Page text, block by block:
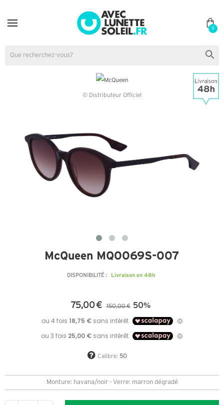
0
© Distributeur Officiel
McQueen MQ0069S-007
DISPONIBILITÉ : Livraison en 48h
75,00 € 150,00 € 50%
Calibre: 50
Monture: havana/noir - Verre: marron dégradé